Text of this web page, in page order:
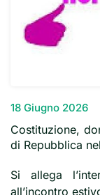
18 Giugno 2026
Costituzione,
di Repubblica
Si allega
all’incontro